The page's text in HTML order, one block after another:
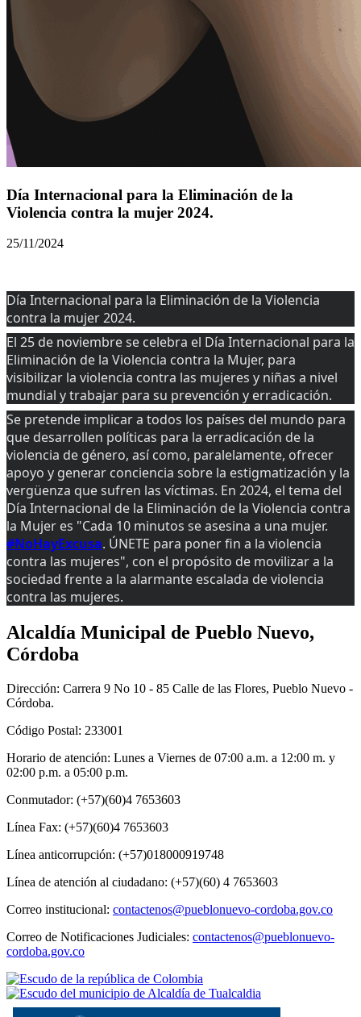
Día Internacional para la Eliminación de la
Violencia contra la mujer 2024.
25/11/2024
Día Internacional para la Eliminación de la Violencia
contra la mujer 2024.
El 25 de noviembre se celebra el Día Internacional para la
Eliminación de la Violencia contra la Mujer, para
visibilizar la violencia contra las mujeres y niñas a nivel
mundial y trabajar para su prevención y erradicación.
Se pretende implicar a todos los países del mundo para
que desarrollen políticas para la erradicación de la
violencia de género, así como, paralelamente, ofrecer
apoyo y generar conciencia sobre la estigmatización y la
vergüenza que sufren las víctimas. En 2024, el tema del
Día Internacional de la Eliminación de la Violencia contra
la Mujer es "Cada 10 minutos se asesina a una mujer.
#NoHayExcusa. ÚNETE para poner fin a la violencia
contra las mujeres", con el propósito de movilizar a la
sociedad frente a la alarmante escalada de violencia
contra las mujeres.​
Alcaldía Municipal de Pueblo Nuevo,
Córdoba
Dirección: Carrera 9 No 10 - 85 Calle de las Flores, Pueblo Nuevo -
Córdoba.
Código Postal: 233001
Horario de atención: Lunes a Viernes de 07:00 a.m. a 12:00 m. y
02:00 p.m. a 05:00 p.m.
Conmutador: (+57)(60)4 7653603
Línea Fax: (+57)(60)4 7653603
Línea anticorrupción: (+57)018000919748
Línea de atención al ciudadano: (+57)(60) 4 7653603
Correo institucional: contactenos@pueblonuevo-cordoba.gov.co
Correo de Notificaciones Judiciales: contactenos@pueblonuevo-
cordoba.gov.co